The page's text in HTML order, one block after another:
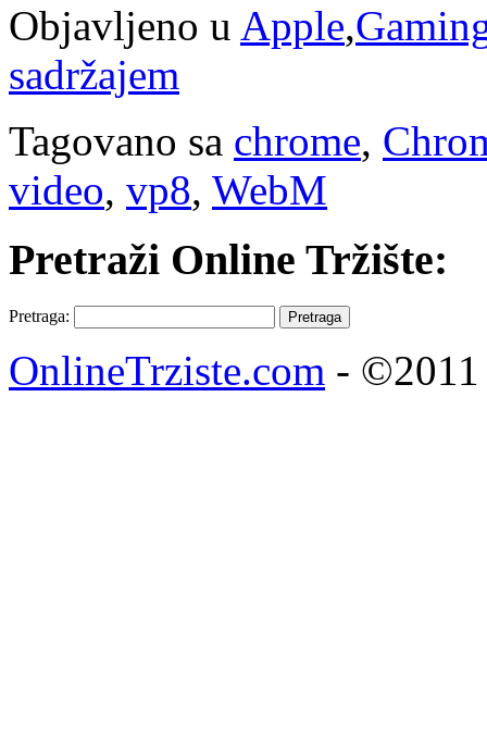
Objavljeno u Apple,
sadržajem
Tagovano sa chrome,
video, vp8, WebM
Pretraži Online Tržište:
Pretraga:
OnlineTrziste.com - ©2011